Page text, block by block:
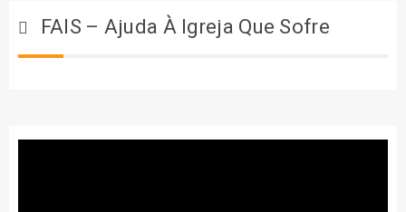
FAIS – Ajuda À Igreja Que Sofre